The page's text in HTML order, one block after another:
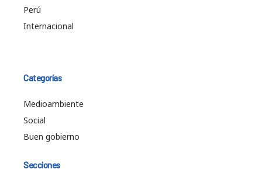
Perú
Internacional
Categorías
Medioambiente
Social
Buen gobierno
Secciones